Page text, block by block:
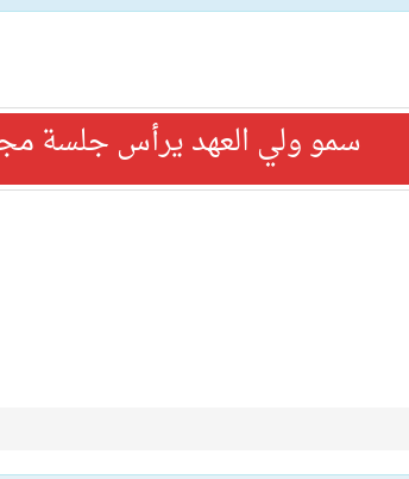
سمو ولي العهد يرأس جلسة